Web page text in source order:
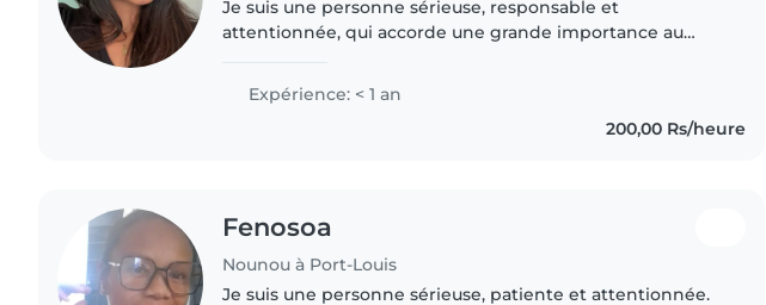
Je suis une personne sérieuse, responsable et
attentionnée, qui accorde une grande importance au
l'écoute, j'aime créer un environnement..
Expérience: < 1 an
200,00 Rs/heure
Fenosoa
Nounou à Port-Louis
Je suis une personne sérieuse, patiente et attentionnée.